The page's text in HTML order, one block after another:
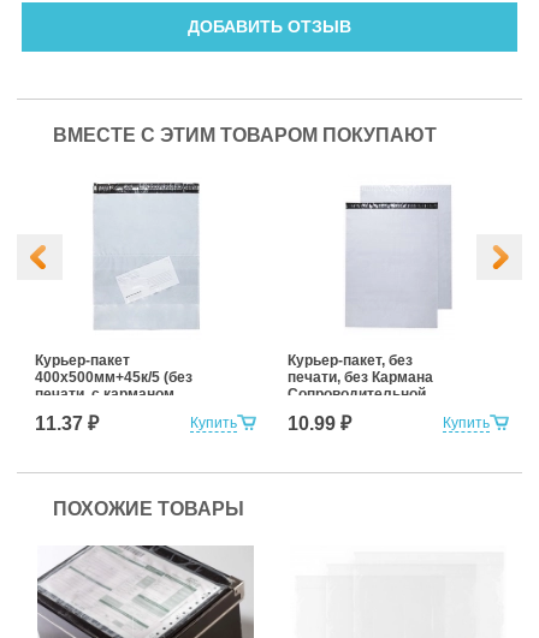
ДОБАВИТЬ ОТЗЫВ
ВМЕСТЕ С ЭТИМ ТОВАРОМ ПОКУПАЮТ
Купить
Курьер-пакет
400х500мм+45к/5 (без
печати, с карманом
сопроводительной
документации)
11.37 ₽ Купить
Курьер-пакет, без
печати, без Кармана
Сопроводительной
Документации 440x500
мм (для маркетплейсов)
10.99 ₽
ПОХОЖИЕ ТОВАРЫ